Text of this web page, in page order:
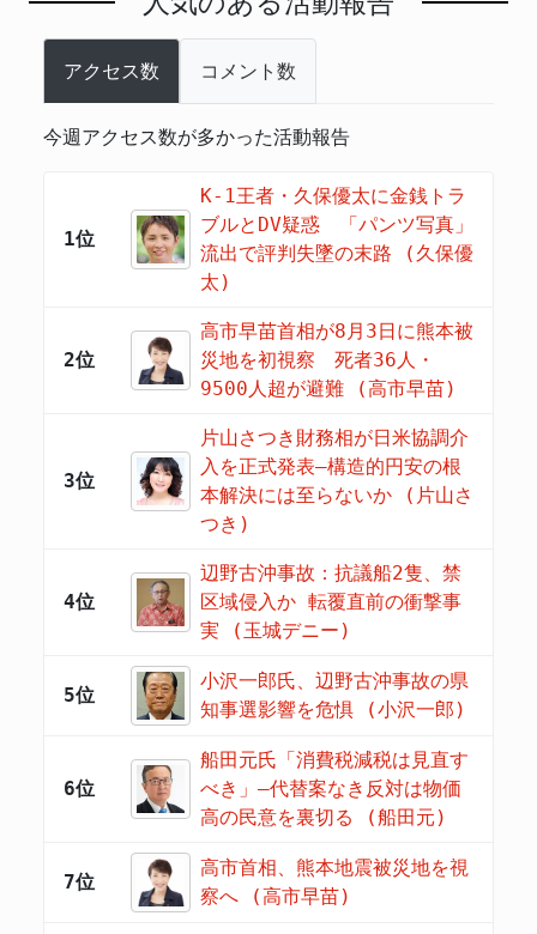
アクセス数 コメント数
今週アクセス数が多かった活動報告
1位
K-1王者・久保優太に金銭トラ
ブルとDV疑惑 「パンツ写真」
流出で評判失墜の末路 (久保優
太)
2位
高市早苗首相が8月3日に熊本被
災地を初視察 死者36人・
9500人超が避難 (高市早苗)
3位
片山さつき財務相が日米協調介
入を正式発表―構造的円安の根
本解決には至らないか (片山さ
つき)
4位
辺野古沖事故：抗議船2隻、禁
区域侵入か 転覆直前の衝撃事
実 (玉城デニー)
5位
小沢一郎氏、辺野古沖事故の県
知事選影響を危惧 (小沢一郎)
6位
船田元氏「消費税減税は見直す
べき」―代替案なき反対は物価
高の民意を裏切る (船田元)
7位
高市首相、熊本地震被災地を視
察へ (高市早苗)